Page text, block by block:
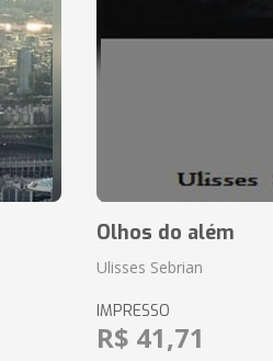
Olhos do além
Ulisses Sebrian
IMPRESSO
R$ 41,71